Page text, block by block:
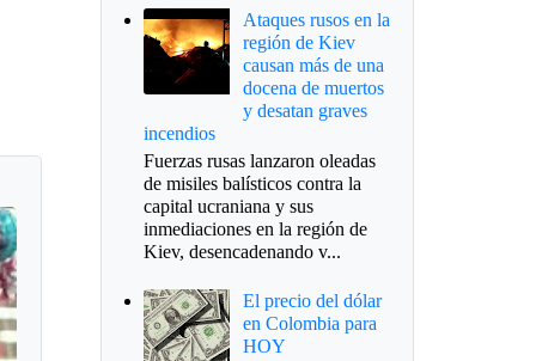
Ataques rusos en la
región de Kiev
causan más de una
docena de muertos
y desatan graves
incendios
Fuerzas rusas lanzaron oleadas
de misiles balísticos contra la
capital ucraniana y sus
inmediaciones en la región de
Kiev, desencadenando v...
El precio del dólar
en Colombia para
HOY